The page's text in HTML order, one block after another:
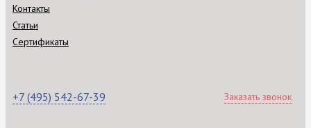
Контакты
Статьи
Сертификаты
+7 (495) 542-67-39 Заказать звонок